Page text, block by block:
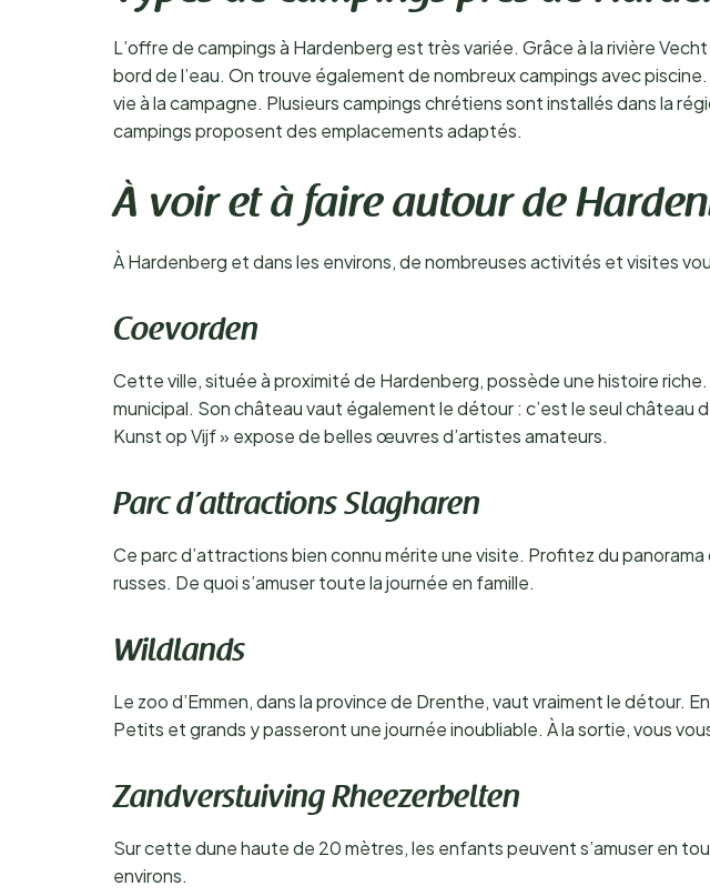
L’offre de campings à Hardenberg est très variée. Grâce à la rivière
bord de l’eau. On trouve également de nombreux campings avec
vie à la campagne. Plusieurs campings chrétiens sont installés dans la
campings proposent des emplacements adaptés.
À voir et à faire autour de
À Hardenberg et dans les environs, de nombreuses activités et visites
Coevorden
Cette ville, située à proximité de Hardenberg, possède une histoire
municipal. Son château vaut également le détour : c’est le seul château
Kunst op Vijf » expose de belles œuvres d’artistes amateurs.
Parc d’attractions Slagharen
Ce parc d’attractions bien connu mérite une visite. Profitez du
russes. De quoi s’amuser toute la journée en famille.
Wildlands
Le zoo d’Emmen, dans la province de Drenthe, vaut vraiment le détour.
Petits et grands y passeront une journée inoubliable. À la sortie, vous
Zandverstuiving Rheezerbelten
Sur cette dune haute de 20 mètres, les enfants peuvent s’amuser en
environs.